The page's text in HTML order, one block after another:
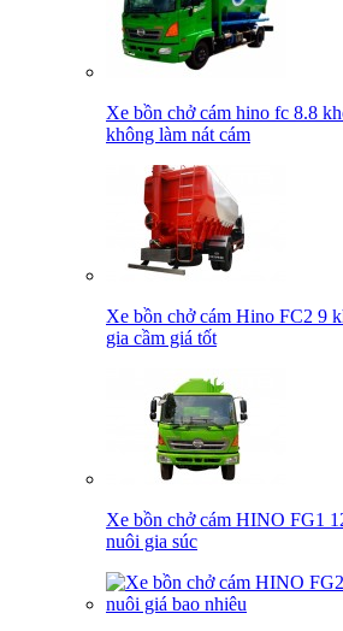
Xe bồn chở cám hino fc 8.8
không làm nát cám
Xe bồn chở cám Hino FC2 9
gia cầm giá tốt
Xe bồn chở cám HINO FG1
nuôi gia súc